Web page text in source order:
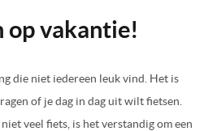
op vakantie!
die niet iedereen leuk vind. Het is
of je dag in dag uit wilt fietsen.
veel fiets, is het verstandig om een